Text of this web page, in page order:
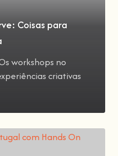
Coisas para
workshops no
criativas